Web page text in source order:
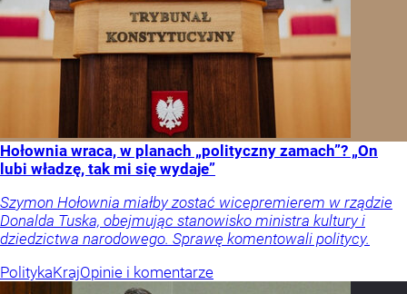
Hołownia wraca, w planach „polityczny zamach”? „On
lubi władzę, tak mi się wydaje”
Szymon Hołownia miałby zostać wicepremierem w rządzie
Donalda Tuska, obejmując stanowisko ministra kultury i
dziedzictwa narodowego. Sprawę komentowali politycy.
PolitykaKrajOpinie i komentarze